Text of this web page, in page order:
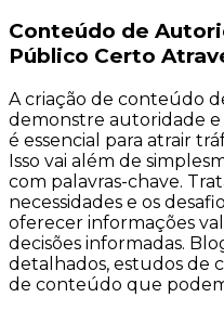
Conteúdo de
Público Certo
A criação de conteúdo
demonstre autoridade
é essencial para atrair
Isso vai além de
com palavras-chave.
necessidades e os
oferecer informações
decisões informadas.
detalhados, estudos de
de conteúdo que